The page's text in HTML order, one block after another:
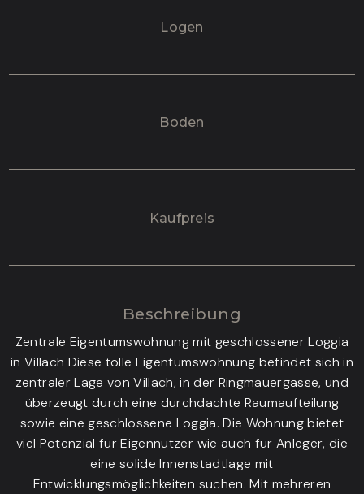
Logen
Boden
Kaufpreis
Beschreibung
Zentrale Eigentumswohnung mit geschlossener Loggia
in Villach Diese tolle Eigentumswohnung befindet sich in
zentraler Lage von Villach, in der Ringmauergasse, und
überzeugt durch eine durchdachte Raumaufteilung
sowie eine geschlossene Loggia. Die Wohnung bietet
viel Potenzial für Eigennutzer wie auch für Anleger, die
eine solide Innenstadtlage mit
Entwicklungsmöglichkeiten suchen. Mit mehreren